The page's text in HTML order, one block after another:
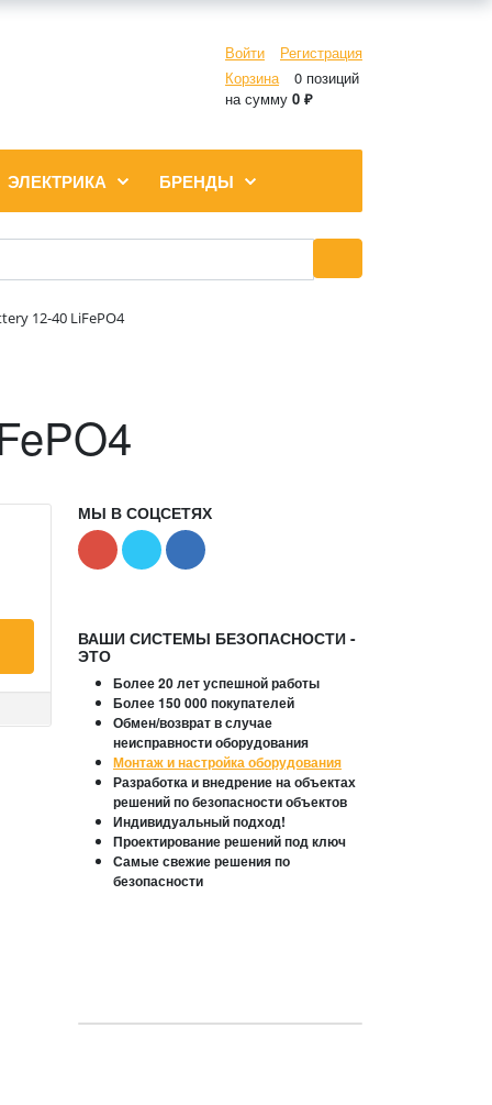
Войти
Регистрация
Корзина
0 позиций
на сумму 0 ₽
ЭЛЕКТРИКА БРЕНДЫ
12-40 LiFePO4
МЫ В СОЦСЕТЯХ
ВАШИ СИСТЕМЫ БЕЗОПАСНОСТИ -
ЭТО
Более 20 лет успешной работы
Более 150 000 покупателей
Обмен/возврат в случае
неисправности оборудования
Монтаж и настройка оборудования
Разработка и внедрение на объектах
решений по безопасности объектов
Индивидуальный подход!
Проектирование решений под ключ
Самые свежие решения по
безопасности